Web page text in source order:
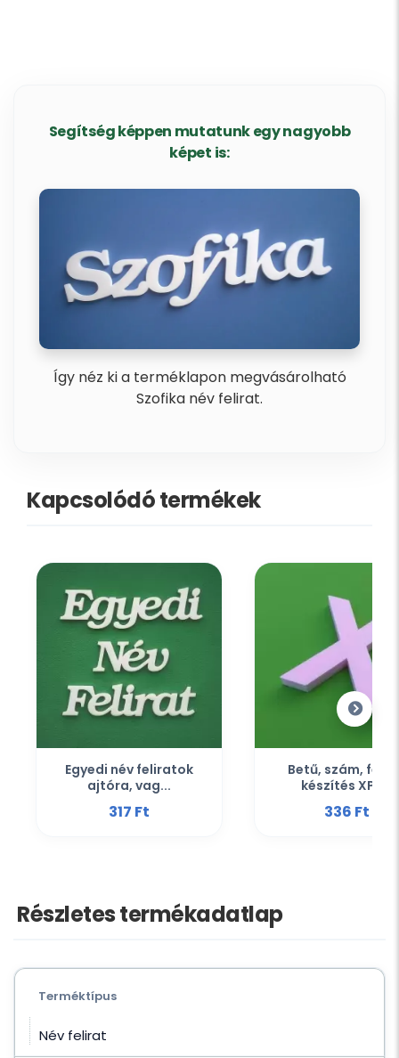
Segítség képpen mutatunk egy nagyobb
képet is:
Így néz ki a terméklapon megvásárolható
Szofika név felirat.
Kapcsolódó termékek
Egyedi név feliratok
ajtóra, vag...
317 Ft‎
Betű, szám,
készítés XPS...
336 Ft‎
Részletes termékadatlap
Terméktípus
Név felirat